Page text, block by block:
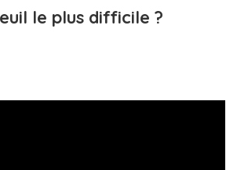
le plus difficile ?